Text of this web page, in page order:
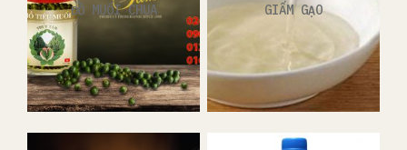
ĐỒ MUỐI CHUA GIẤM GẠO